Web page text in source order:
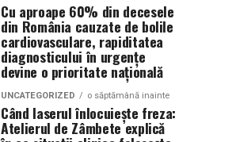
Cu aproape 60% din decesele
din România cauzate de bolile
cardiovasculare, rapiditatea
diagnosticului în urgențe
devine o prioritate națională
UNCATEGORIZED o săptămână inainte
Când laserul înlocuiește freza:
Atelierul de Zâmbete explică